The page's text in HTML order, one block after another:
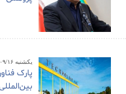
یکشنبه ۱۴۰۴/۰۹/۱۶
پارک